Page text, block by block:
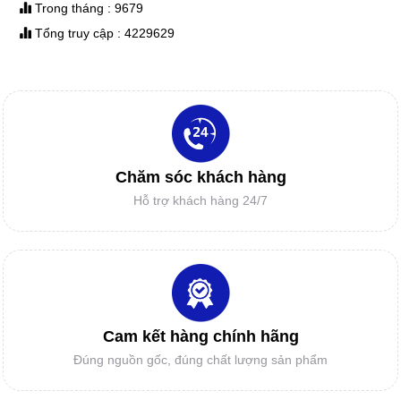
DAO MÁY CẮT TỰ ĐỘNG
DAO MÁY CẮT RẬP
ĐẦU PHUN HP11
LINH KIỆN CAD/CAM
sử dụng đầu in hp11 cho ngành công
nghiệp may.
IN SƠ ĐỒ GIÁ RẺ
MÁY CẮT TỰ ĐỘNG MỘT GIẢI PHÁP
MỚI CHO DOANH NGHIỆP?
Vì sao Doanh nghiệp và các cơ sở gia
công cần mua BẢNG NHẬP RẬP MẨU -
Trong tháng : 9679
Tổng truy cập : 4229629
Chăm sóc khách hàng
Hỗ trợ khách hàng 24/7
Cam kết hàng chính hãng
Đúng nguồn gốc, đúng chất lượng sản phẩm